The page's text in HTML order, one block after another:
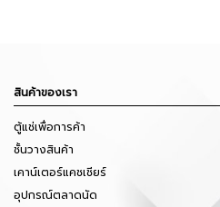
สินค้าของเรา
ตู้แช่เพื่อการค้า
ชั้นวางสินค้า
เคาน์เตอร์แคชเชียร์
อุปกรณ์ตลาดนัด